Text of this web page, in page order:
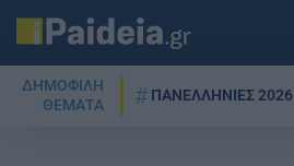
ΔΗΜΟΦΙΛΗ
ΘΕΜΑΤΑ
ΠΑΝΕΛΛΗΝΙΕΣ 2026